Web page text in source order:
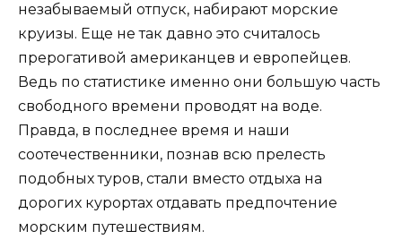
незабываемый отпуск, набирают морские
круизы. Еще не так давно это считалось
прерогативой американцев и европейцев.
Ведь по статистике именно они большую часть
свободного времени проводят на воде.
Правда, в последнее время и наши
соотечественники, познав всю прелесть
подобных туров, стали вместо отдыха на
дорогих курортах отдавать предпочтение
морским путешествиям.